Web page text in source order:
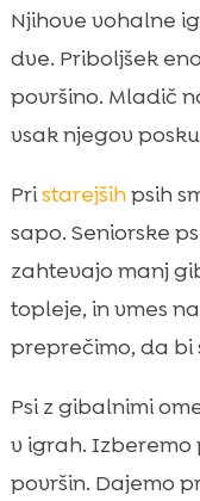
Njihove vohalne
dve. Priboljšek
površino. Mladič
vsak njegov
Pristarejšihpsih
sapo. Seniorske
zahtevajo manj
topleje, in vmes
preprečimo, da bi
Psi z gibalnimi
v igrah. Izberemo
površin. Dajemo